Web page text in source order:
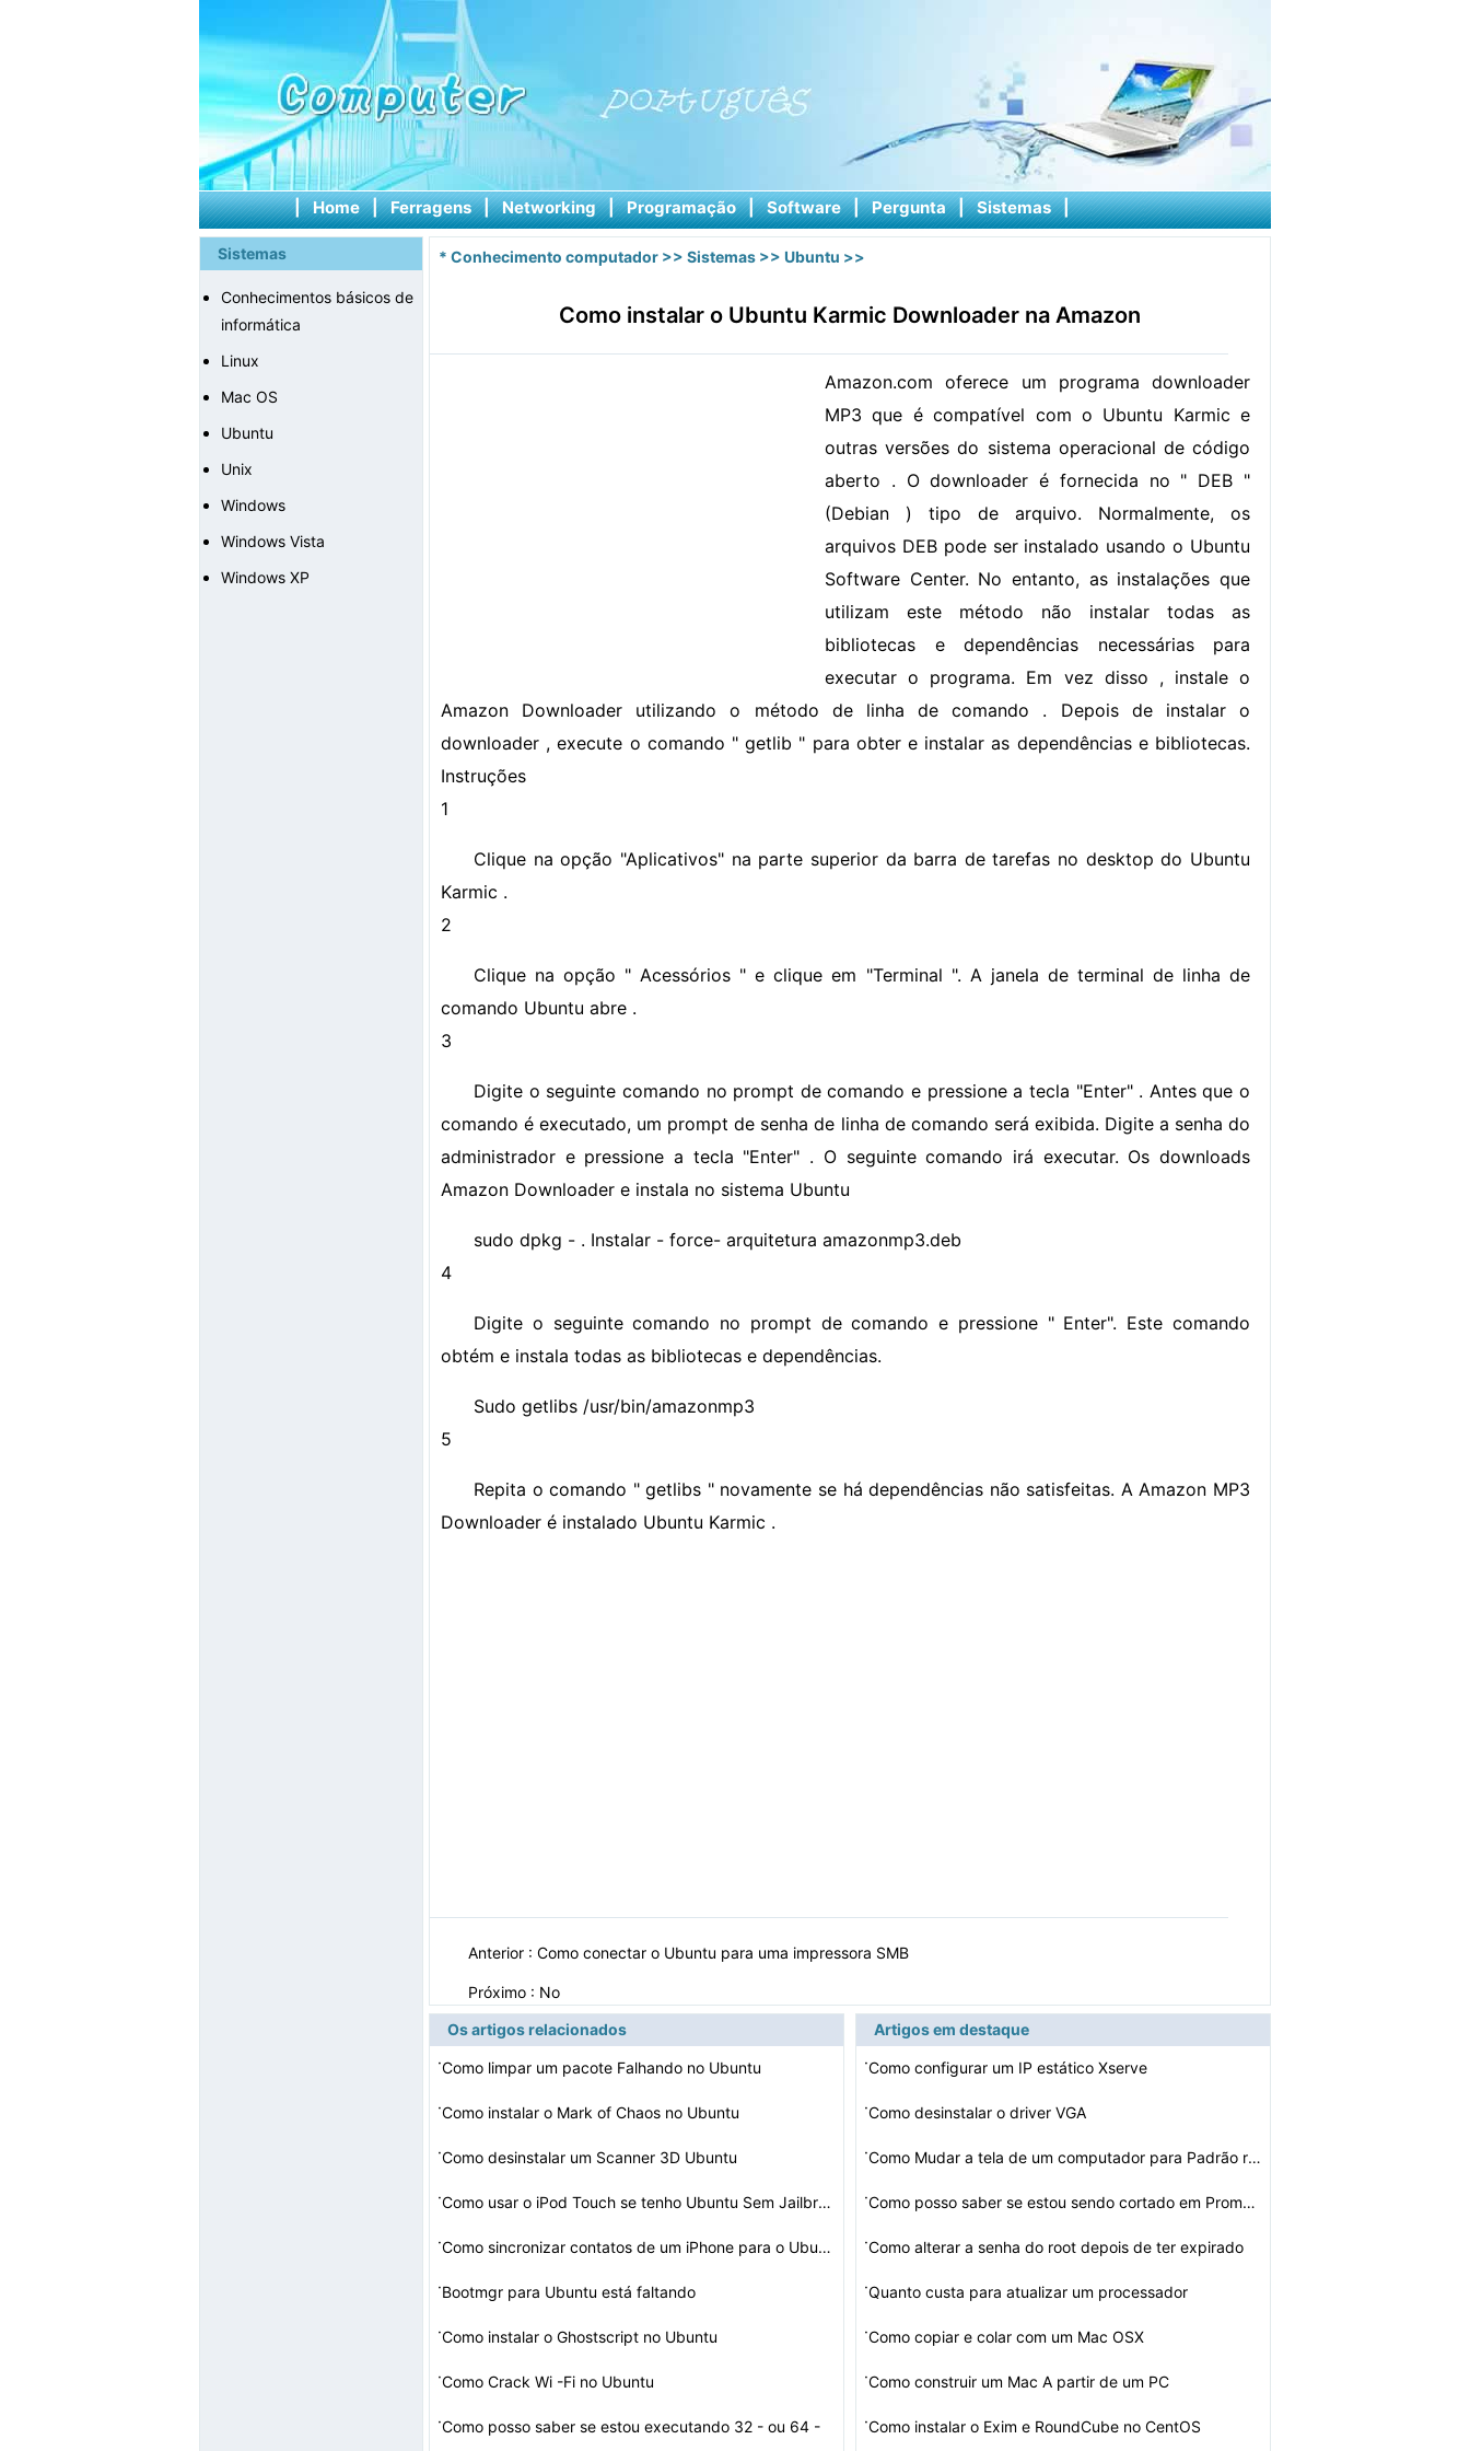
| Home | Ferragens | Networking | Programação | Software | Pergunta | Sistemas |
Sistemas
Conhecimentos básicos de
informática
Linux
Mac OS
Ubuntu
Unix
Windows
Windows Vista
Windows XP
* Conhecimento computador >> Sistemas >> Ubuntu >>
Como instalar o Ubuntu Karmic Downloader na Amazon
Amazon.com oferece um programa downloader
MP3 que é compatível com o Ubuntu Karmic e
outras versões do sistema operacional de código
aberto . O downloader é fornecida no " DEB "
(Debian ) tipo de arquivo. Normalmente, os
arquivos DEB pode ser instalado usando o Ubuntu
Software Center. No entanto, as instalações que
utilizam este método não instalar todas as
bibliotecas e dependências necessárias para
executar o programa. Em vez disso , instale o
Amazon Downloader utilizando o método de linha de comando . Depois de instalar o
downloader , execute o comando " getlib " para obter e instalar as dependências e bibliotecas.
Instruções
1
Clique na opção "Aplicativos" na parte superior da barra de tarefas no desktop do Ubuntu
Karmic .
2
Clique na opção " Acessórios " e clique em "Terminal ". A janela de terminal de linha de
comando Ubuntu abre .
3
Digite o seguinte comando no prompt de comando e pressione a tecla "Enter" . Antes que o
comando é executado, um prompt de senha de linha de comando será exibida. Digite a senha do
administrador e pressione a tecla "Enter" . O seguinte comando irá executar. Os downloads
Amazon Downloader e instala no sistema Ubuntu
sudo dpkg - . Instalar - force- arquitetura amazonmp3.deb
4
Digite o seguinte comando no prompt de comando e pressione " Enter". Este comando
obtém e instala todas as bibliotecas e dependências.
Sudo getlibs /usr/bin/amazonmp3
5
Repita o comando " getlibs " novamente se há dependências não satisfeitas. A Amazon MP3
Downloader é instalado Ubuntu Karmic .
Anterior : Como conectar o Ubuntu para uma impressora SMB
Próximo : No
Os artigos relacionados
·Como limpar um pacote Falhando no Ubuntu
·Como instalar o Mark of Chaos no Ubuntu
·Como desinstalar um Scanner 3D Ubuntu
· Como usar o iPod Touch se tenho Ubuntu Sem Jailbreak
· Como sincronizar contatos de um iPhone para o Ubuntu
·Bootmgr para Ubuntu está faltando
·Como instalar o Ghostscript no Ubuntu
·Como Crack Wi -Fi no Ubuntu
·Como posso saber se estou executando 32 - ou 64 -
Artigos em destaque
·Como configurar um IP estático Xserve
·Como desinstalar o driver VGA
· Como Mudar a tela de um computador para Padrão resoluç…
· Como posso saber se estou sendo cortado em Prompt de Co…
·Como alterar a senha do root depois de ter expirado
·Quanto custa para atualizar um processador
·Como copiar e colar com um Mac OSX
·Como construir um Mac A partir de um PC
·Como instalar o Exim e RoundCube no CentOS